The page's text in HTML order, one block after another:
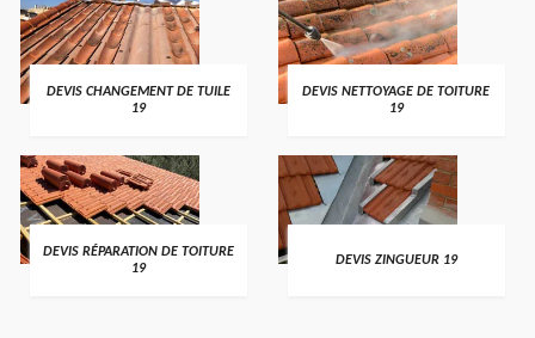
DEVIS CHANGEMENT DE TUILE
19
DEVIS NETTOYAGE DE TOITURE
19
DEVIS RÉPARATION DE TOITURE
19
DEVIS ZINGUEUR 19